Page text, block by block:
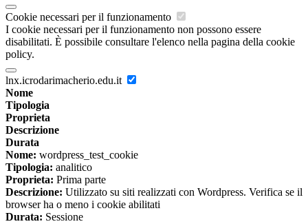
Cookie necessari per il funzionamento
I cookie necessari per il funzionamento non possono essere
disabilitati. È possibile consultare l'elenco nella pagina della cookie
policy.
lnx.icrodarimacherio.edu.it
Nome
Tipologia
Proprieta
Descrizione
Durata
Nome: wordpress_test_cookie
Tipologia: analitico
Proprieta: Prima parte
Descrizione: Utilizzato su siti realizzati con Wordpress. Verifica se il
browser ha o meno i cookie abilitati
Durata: Sessione